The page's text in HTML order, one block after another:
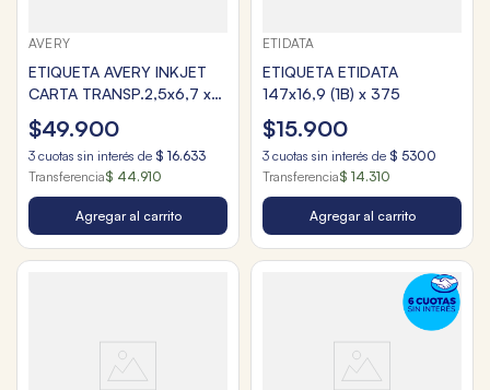
AVERY
ETIQUETA AVERY INKJET
CARTA TRANSP.2,5x6,7 x
300
$49.900
3 cuotas sin interés de $ 16.633
Transferencia$ 44.910
Agregar al carrito
ETIDATA
ETIQUETA ETIDATA
147x16,9 (1B) x 375
$15.900
3 cuotas sin interés de $ 5300
Transferencia$ 14.310
Agregar al carrito